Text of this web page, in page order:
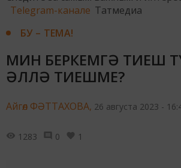
Telegram-канале Татмедиа
БУ – ТЕМА!
МИН БЕРКЕМГӘ ТИЕШ
ӘЛЛӘ ТИЕШМЕ?
Айгөл ФӘТТАХОВА, 26 августа 2023 -
1283 0 1